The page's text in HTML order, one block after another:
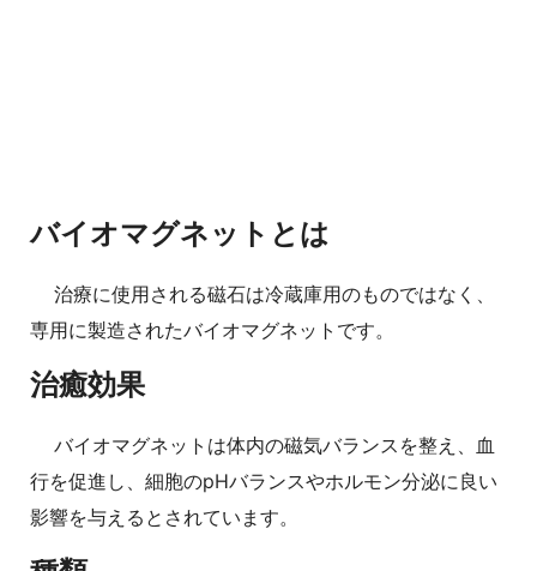
バイオマグネットとは
治療に使用される磁石は冷蔵庫用のものではなく、
専用に製造されたバイオマグネットです。
治癒効果
バイオマグネットは体内の磁気バランスを整え、血
行を促進し、細胞のpHバランスやホルモン分泌に良い
影響を与えるとされています。